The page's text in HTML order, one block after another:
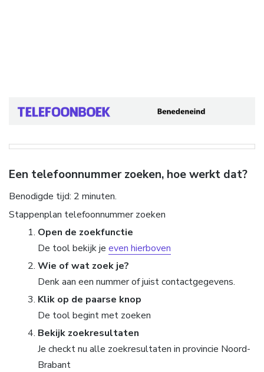
Een telefoonnummer zoeken, hoe werkt dat?
Benodigde tijd: 2 minuten.
Stappenplan telefoonnummer zoeken
Open de zoekfunctie
De tool bekijk je even hierboven
Wie of wat zoek je?
Denk aan een nummer of juist contactgegevens.
Klik op de paarse knop
De tool begint met zoeken
Bekijk zoekresultaten
Je checkt nu alle zoekresultaten in provincie Noord-
Brabant